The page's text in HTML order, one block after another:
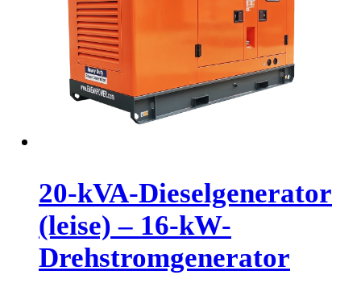
20-kVA-Dieselgenerator
(leise) – 16-kW-
Drehstromgenerator